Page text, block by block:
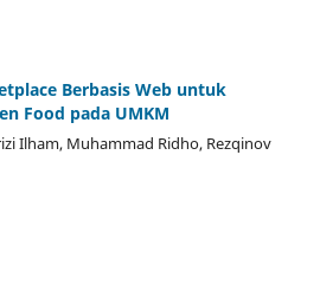
Berbasis Web untuk
Food pada UMKM
Ilham, Muhammad Ridho, Rezqinov